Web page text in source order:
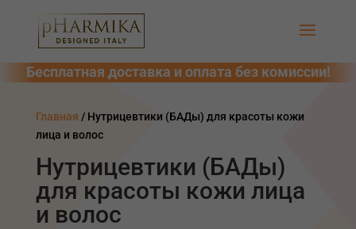
Главная / Нутрицевтики (БАДы) для красоты кожи
лица и волос
Нутрицевтики (БАДы)
для красоты кожи лица
и волос